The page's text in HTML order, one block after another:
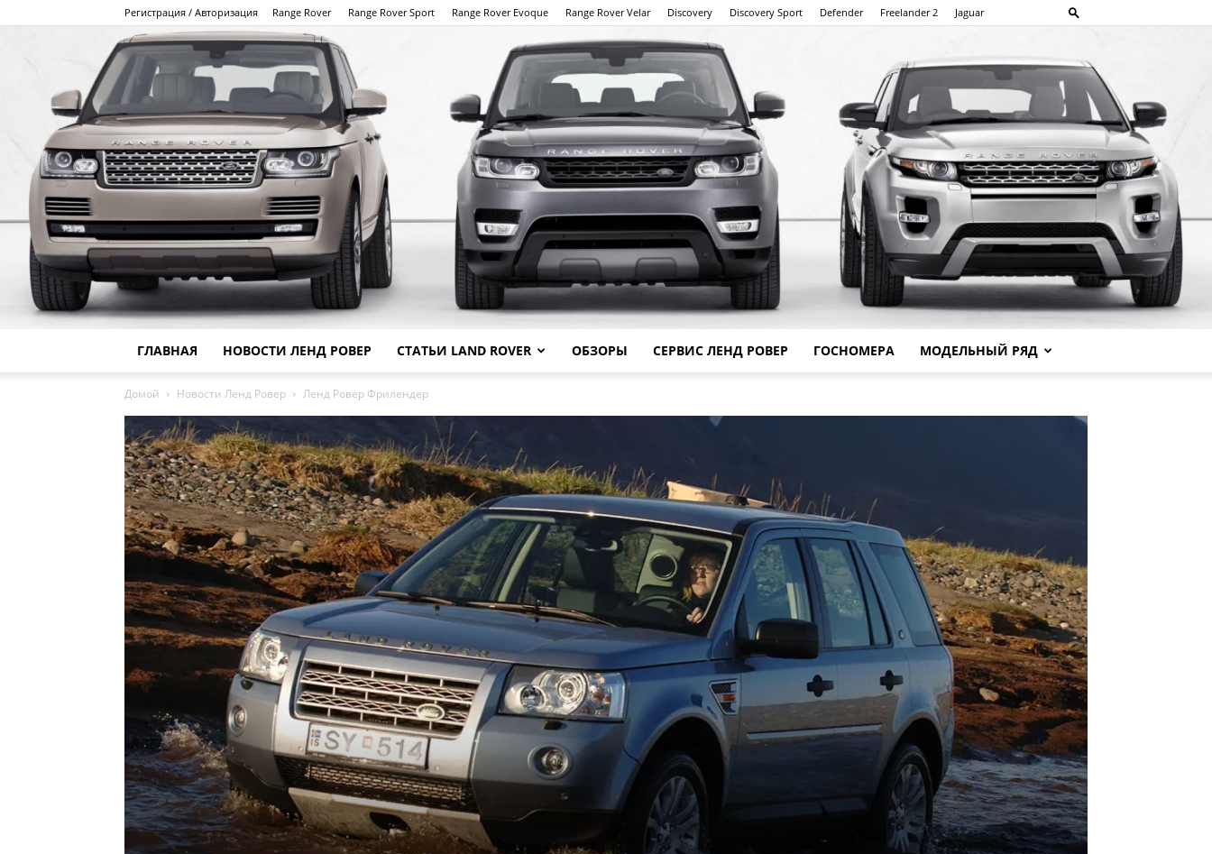
Регистрация / Авторизация Range Rover Range Rover Sport Range Rover Evoque Range Rover Velar Discovery Discovery Sport Defender Freelander 2 Jaguar
Rover
Blog
—
ГЛАВНАЯ НОВОСТИ ЛЕНД РОВЕР СТАТЬИ LAND ROVER ОБЗОРЫ СЕРВИС ЛЕНД РОВЕР ГОСНОМЕРА МОДЕЛЬНЫЙ РЯД
Домой Новости Ленд Ровер Ленд Ровер Фрилендер